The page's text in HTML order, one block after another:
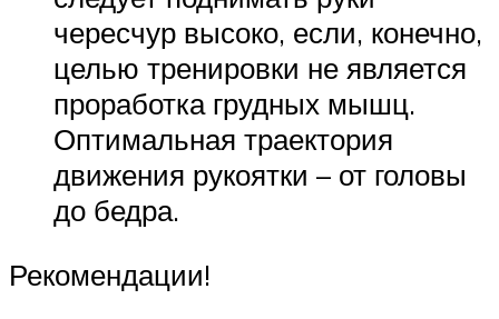
чересчур высоко, если, конечно,
целью тренировки не является
проработка грудных мышц.
Оптимальная траектория
движения рукоятки – от головы
до бедра.
Рекомендации!